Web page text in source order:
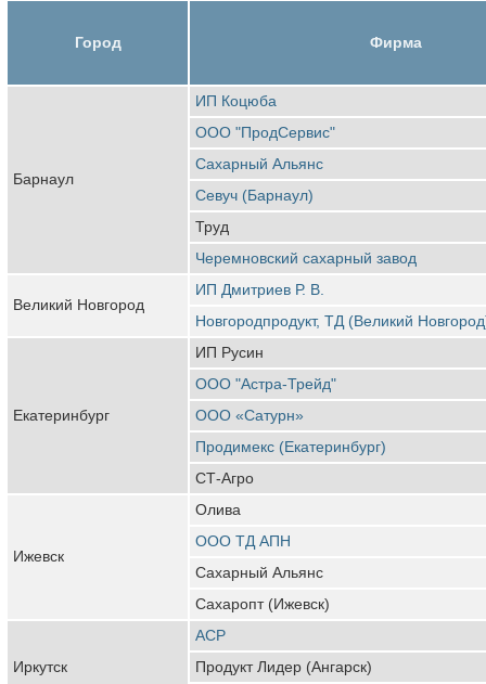
Город Фирма
Барнаул
ИП Коцюба
ООО "ПродСервис"
Сахарный Альянс
Севуч (Барнаул)
Труд
Черемновский сахарный завод
Великий Новгород
ИП Дмитриев Р. В.
Новгородпродукт, ТД (Великий
Екатеринбург
ИП Русин
ООО "Астра-Трейд"
ООО «Сатурн»
Продимекс (Екатеринбург)
СТ-Агро
Ижевск
Олива
ООО ТД АПН
Сахарный Альянс
Сахаропт (Ижевск)
Иркутск
АСР
Продукт Лидер (Ангарск)